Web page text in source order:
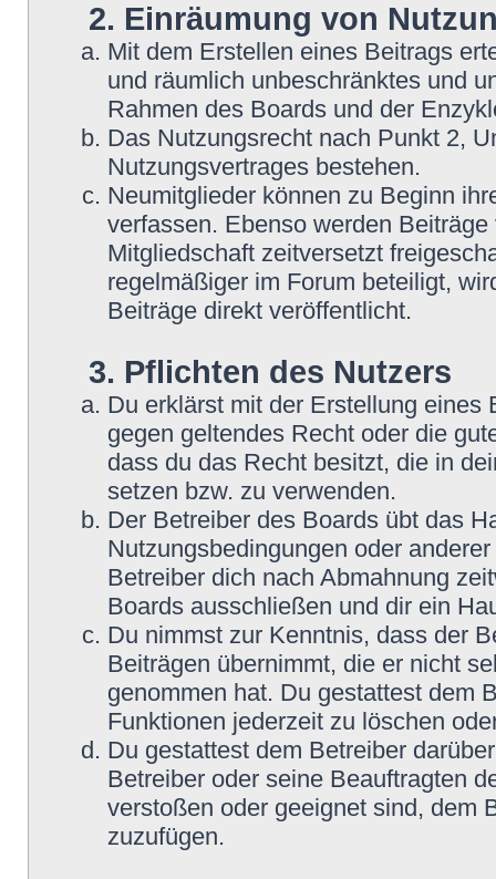
2. Einräumung von
Mit dem Erstellen eines Beitrags
und räumlich unbeschränktes und
Rahmen des Boards und der
Das Nutzungsrecht nach Punkt 2,
Nutzungsvertrages bestehen.
Neumitglieder können zu Beginn
verfassen. Ebenso werden
Mitgliedschaft zeitversetzt
regelmäßiger im Forum beteiligt,
Beiträge direkt veröffentlicht.
3. Pflichten des Nutzers
Du erklärst mit der Erstellung eines
gegen geltendes Recht oder die
dass du das Recht besitzt, die in
setzen bzw. zu verwenden.
Der Betreiber des Boards übt das
Nutzungsbedingungen oder
Betreiber dich nach Abmahnung
Boards ausschließen und dir ein
Du nimmst zur Kenntnis, dass der
Beiträgen übernimmt, die er nicht
genommen hat. Du gestattest dem
Funktionen jederzeit zu löschen
Du gestattest dem Betreiber
Betreiber oder seine Beauftragten
verstoßen oder geeignet sind, dem
zuzufügen.